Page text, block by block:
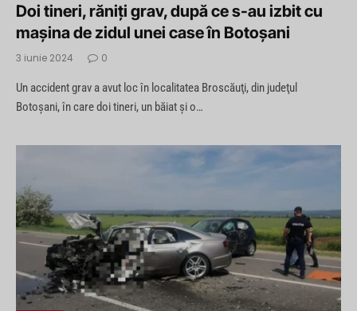
Doi tineri, răniți grav, după ce s-au izbit cu
maşina de zidul unei case în Botoșani
3 iunie 2024 0
Un accident grav a avut loc în localitatea Broscăuţi, din judeţul
Botoşani, în care doi tineri, un băiat și o…